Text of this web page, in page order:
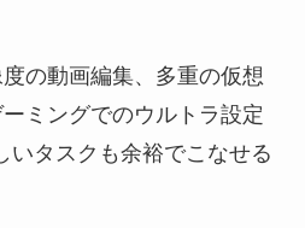
の動画編集、多重の仮想
ミングでのウルトラ設定
いタスクも余裕でこなせる